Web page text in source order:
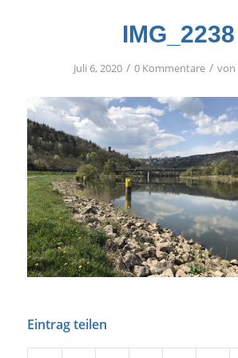
IMG_2238
Juli 6, 2020 / 0 Kommentare / von
Eintrag teilen